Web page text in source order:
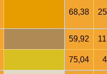
68,38
59,92
75,04